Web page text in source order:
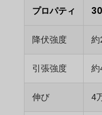
プロパティ
降伏強度 約
引張強度 約
伸び 4